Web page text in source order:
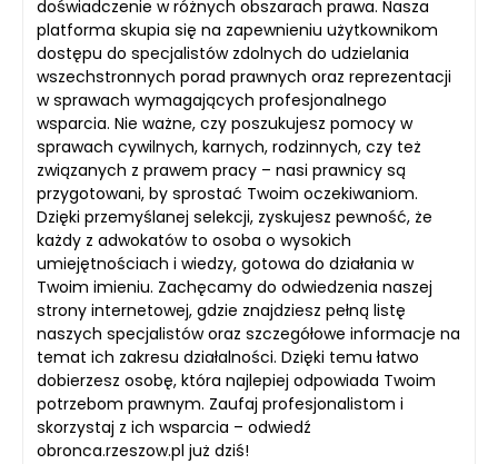
doświadczenie w różnych obszarach prawa. Nasza
platforma skupia się na zapewnieniu użytkownikom
dostępu do specjalistów zdolnych do udzielania
wszechstronnych porad prawnych oraz reprezentacji
w sprawach wymagających profesjonalnego
wsparcia. Nie ważne, czy poszukujesz pomocy w
sprawach cywilnych, karnych, rodzinnych, czy też
związanych z prawem pracy – nasi prawnicy są
przygotowani, by sprostać Twoim oczekiwaniom.
Dzięki przemyślanej selekcji, zyskujesz pewność, że
każdy z adwokatów to osoba o wysokich
umiejętnościach i wiedzy, gotowa do działania w
Twoim imieniu. Zachęcamy do odwiedzenia naszej
strony internetowej, gdzie znajdziesz pełną listę
naszych specjalistów oraz szczegółowe informacje na
temat ich zakresu działalności. Dzięki temu łatwo
dobierzesz osobę, która najlepiej odpowiada Twoim
potrzebom prawnym. Zaufaj profesjonalistom i
skorzystaj z ich wsparcia – odwiedź
obronca.rzeszow.pl już dziś!